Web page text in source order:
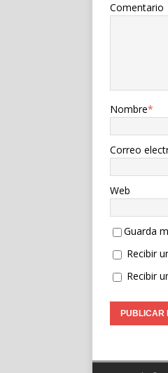
Comentario
Nombre*
Correo
Web
Guarda
Recibir
Recibir